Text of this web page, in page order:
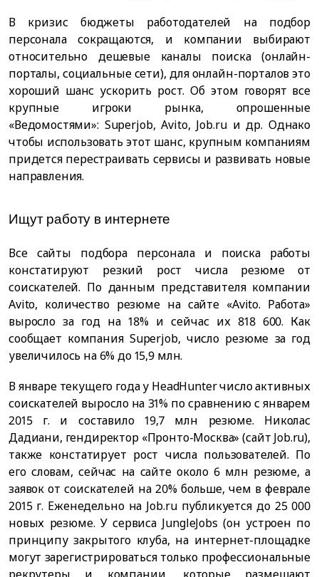
В кризис бюджеты работодателей на подбор
персонала сокращаются, и компании выбирают
относительно дешевые каналы поиска (онлайн-
порталы, социальные сети), для онлайн-порталов это
хороший шанс ускорить рост. Об этом говорят все
крупные игроки рынка, опрошенные
«Ведомостями»: Superjob, Avito, Job.ru и др. Однако
чтобы использовать этот шанс, крупным компаниям
придется перестраивать сервисы и развивать новые
направления.
Ищут работу в интернете
Все сайты подбора персонала и поиска работы
констатируют резкий рост числа резюме от
соискателей. По данным представителя компании
Avito, количество резюме на сайте «Avito. Работа»
выросло за год на 18% и сейчас их 818 600. Как
сообщает компания Superjob, число резюме за год
увеличилось на 6% до 15,9 млн.
В январе текущего года у HeadHunter число активных
соискателей выросло на 31% по сравнению с январем
2015 г. и составило 19,7 млн резюме. Николас
Дадиани, гендиректор «Пронто-Москва» (сайт Job.ru),
также констатирует рост числа пользователей. По
его словам, сейчас на сайте около 6 млн резюме, а
заявок от соискателей на 20% больше, чем в феврале
2015 г. Еженедельно на Job.ru публикуется до 25 000
новых резюме. У сервиса JungleJobs (он устроен по
принципу закрытого клуба, на интернет-площадке
могут зарегистрироваться только профессиональные